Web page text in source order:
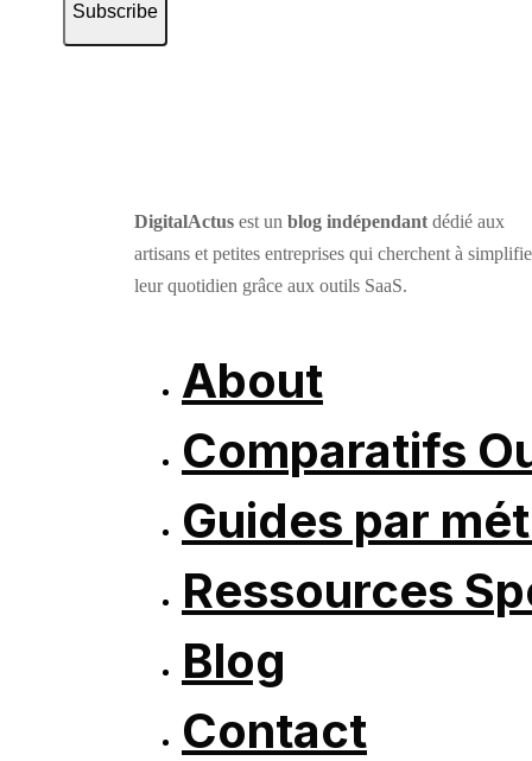
Subscribe
DigitalActus est un blog indépendant dédié aux
artisans et petites entreprises qui cherchent à
leur quotidien grâce aux outils SaaS.
About
Comparatifs
Guides par
Ressources
Blog
Contact